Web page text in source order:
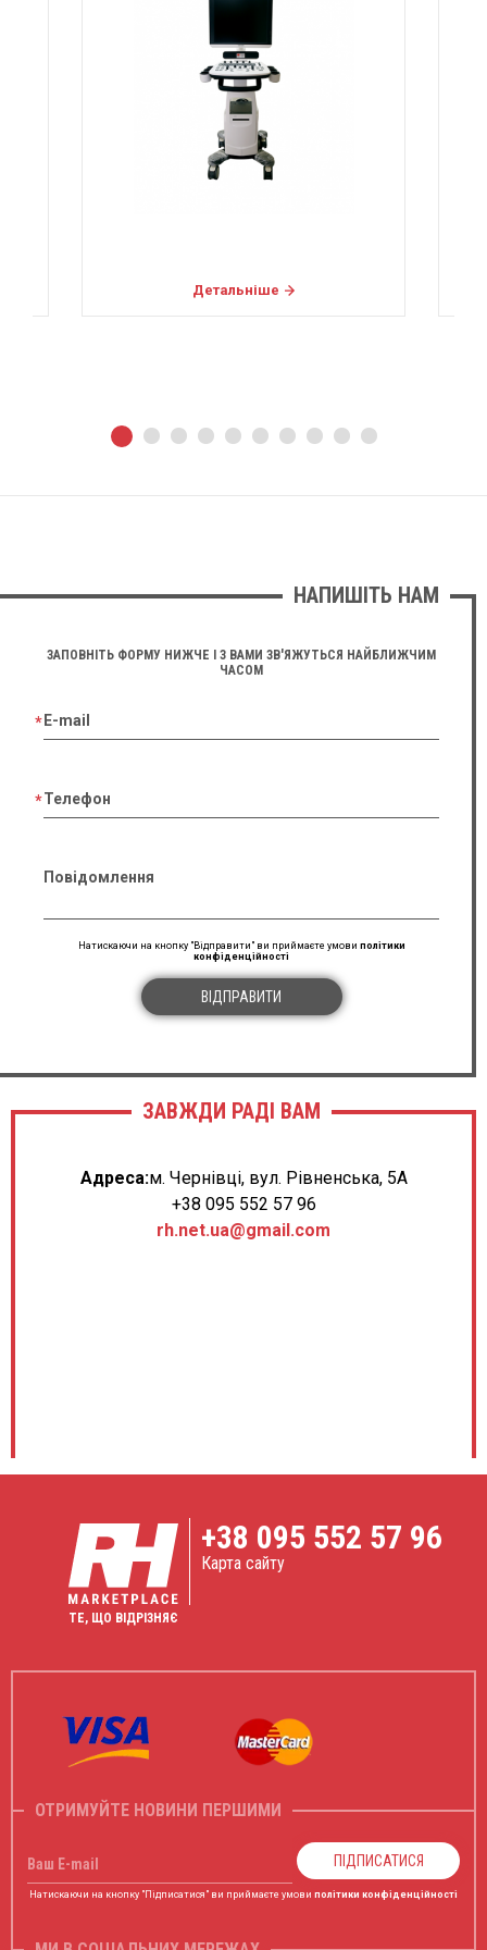
Детальніше
НАПИШІТЬ НАМ
ЗАПОВНІТЬ ФОРМУ НИЖЧЕ І З ВАМИ ЗВ'ЯЖУТЬСЯ НАЙБЛИЖЧИМ
ЧАСОМ
E-mail
Телефон
Повідомлення
Натискаючи на кнопку "Відправити" ви приймаєте умови політики
конфіденційності
ВІДПРАВИТИ
ЗАВЖДИ РАДІ ВАМ
Адреса:м. Чернівці, вул. Рівненська, 5А
+38 095 552 57 96
rh.net.ua@gmail.com
ТЕ, ЩО ВІДРІЗНЯЄ
+38 095 552 57 96
Карта сайту
ОТРИМУЙТЕ НОВИНИ ПЕРШИМИ
Ваш E-mail ПІДПИСАТИСЯ
Натискаючи на кнопку "Підписатися" ви приймаєте умови політики конфіденційності